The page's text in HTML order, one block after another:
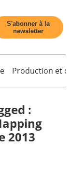
S'abonner à la
newsletter
Production et
:
2013